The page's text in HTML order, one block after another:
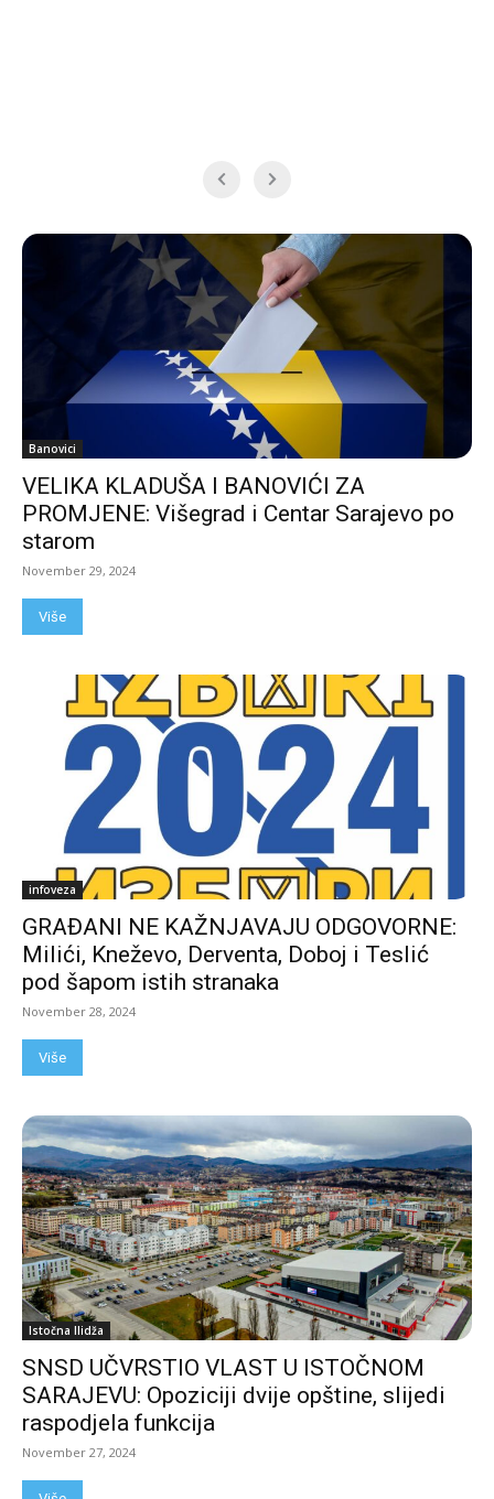
Banovici
VELIKA KLADUŠA I BANOVIĆI ZA
PROMJENE: Višegrad i Centar Sarajevo po
starom
November 29, 2024
Više
infoveza
GRAĐANI NE KAŽNJAVAJU ODGOVORNE:
Milići, Kneževo, Derventa, Doboj i Teslić
pod šapom istih stranaka
November 28, 2024
Više
Istočna Ilidža
SNSD UČVRSTIO VLAST U ISTOČNOM
SARAJEVU: Opoziciji dvije opštine, slijedi
raspodjela funkcija
November 27, 2024